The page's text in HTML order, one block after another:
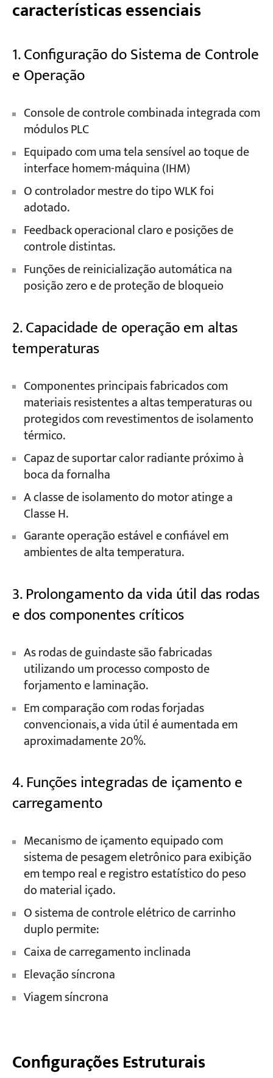
características essenciais
1. Configuração do Sistema de Controle
e Operação
Console de controle combinada integrada com
módulos PLC
Equipado com uma tela sensível ao toque de
interface homem-máquina (IHM)
O controlador mestre do tipo WLK foi
adotado.
Feedback operacional claro e posições de
controle distintas.
Funções de reinicialização automática na
posição zero e de proteção de bloqueio
2. Capacidade de operação em altas
temperaturas
Componentes principais fabricados com
materiais resistentes a altas temperaturas ou
protegidos com revestimentos de isolamento
térmico.
Capaz de suportar calor radiante próximo à
boca da fornalha
A classe de isolamento do motor atinge a
Classe H.
Garante operação estável e confiável em
ambientes de alta temperatura.
3. Prolongamento da vida útil das rodas
e dos componentes críticos
As rodas de guindaste são fabricadas
utilizando um processo composto de
forjamento e laminação.
Em comparação com rodas forjadas
convencionais, a vida útil é aumentada em
aproximadamente 20%.
4. Funções integradas de içamento e
carregamento
Mecanismo de içamento equipado com
sistema de pesagem eletrônico para exibição
em tempo real e registro estatístico do peso
do material içado.
O sistema de controle elétrico de carrinho
duplo permite:
Caixa de carregamento inclinada
Elevação síncrona
Viagem síncrona
Configurações Estruturais